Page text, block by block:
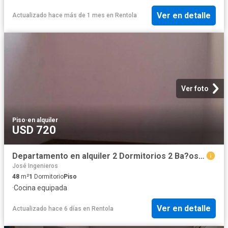
Actualizado hace más de 1 mes en Rentola Ver en detalle
Ver foto
Piso·en alquiler
USD 720
Departamento en alquiler 2 Dormitorios 2 Ba?os Tres De Febrero ? 48m?
José Ingenieros
48 m²1 DormitorioPiso
·Cocina equipada
Actualizado hace 6 días en Rentola Ver en detalle